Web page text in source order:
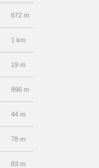
672 m
1 km
19 m
996 m
44 m
78 m
83 m